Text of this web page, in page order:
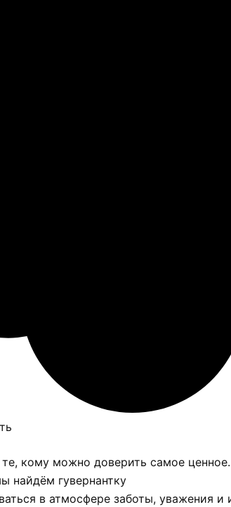
кому можно доверить самое ценное.
найдём гувернантку
в атмосфере заботы, уважения и